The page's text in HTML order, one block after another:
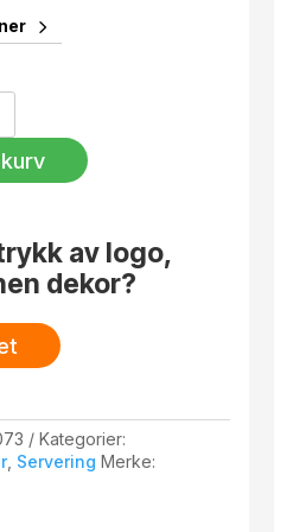
av logo,
dekor?
Kategorier:
, Servering Merke: